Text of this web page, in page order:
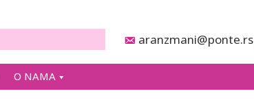
aranzmani@ponte.rs
O NAMA